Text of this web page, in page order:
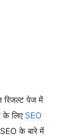
रिजल्ट पेज में
के लिए SEO
के बारे में